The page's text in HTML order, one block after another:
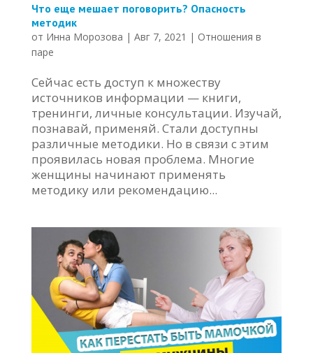
Что еще мешает поговорить? Опасность
методик
от Инна Морозова | Авг 7, 2021 | Отношения в
паре
Сейчас есть доступ к множеству
источников информации — книги,
тренинги, личные консультации. Изучай,
познавай, применяй. Стали доступны
различные методики. Но в связи с этим
проявилась новая проблема. Многие
женщины начинают применять
методику или рекомендацию...